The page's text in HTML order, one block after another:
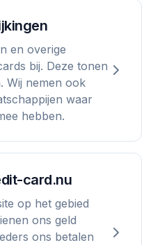
en overige
bij. Deze tonen
Wij nemen ook
waar
hebben.
card.nu
op het gebied
ons geld
ons betalen